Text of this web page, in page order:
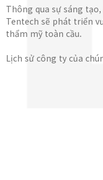
Thông qua sự sáng
Tentech sẽ phát triển
thẩm mỹ toàn cầu.
Lịch sử công ty của